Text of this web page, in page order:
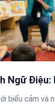
Ngữ Điệu:
biểu cảm và